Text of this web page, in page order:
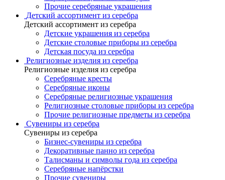
Прочие серебряные украшения
Детский ассортимент из серебра
Детский ассортимент из серебра
Детские украшения из серебра
Детские столовые приборы из серебра
Детская посуда из серебра
Религиозные изделия из серебра
Религиозные изделия из серебра
Серебряные кресты
Серебряные иконы
Серебряные религиозные украшения
Религиозные столовые приборы из серебра
Прочие религиозные предметы из серебра
Сувениры из серебра
Сувениры из серебра
Бизнес-сувениры из серебра
Декоративные панно из серебра
Талисманы и символы года из серебра
Серебряные напёрстки
Прочие сувениры